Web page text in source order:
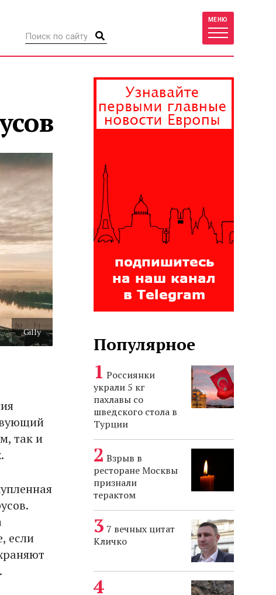
МЕНЮ
Gilly
так и
если
Популярное
Россиянки
украли 5 кг
пахлавы со
шведского стола в
Турции
Взрыв в
ресторане Москвы
признали
терактом
7 вечных цитат
Кличко